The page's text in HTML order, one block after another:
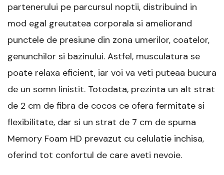
partenerului pe parcursul noptii, distribuind in
mod egal greutatea corporala si ameliorand
punctele de presiune din zona umerilor, coatelor,
genunchilor si bazinului. Astfel, musculatura se
poate relaxa eficient, iar voi va veti puteaa bucura
de un somn linistit. Totodata, prezinta un alt strat
de 2 cm de fibra de cocos ce ofera fermitate si
flexibilitate, dar si un strat de 7 cm de spuma
Memory Foam HD prevazut cu celulatie inchisa,
oferind tot confortul de care aveti nevoie.